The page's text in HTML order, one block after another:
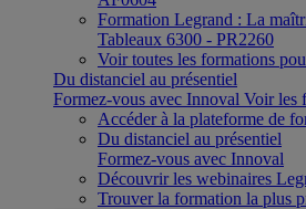
Formation Legrand : La
Tableaux 6300 - PR2260
Voir toutes les formations
Du distanciel au présentiel
Formez-vous avec Innoval Voir les
Accéder à la plateforme de
Du distanciel au présentiel
Formez-vous avec Innoval
Découvrir les webinaires
Trouver la formation la plus